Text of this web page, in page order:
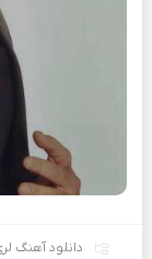
دانلود آهنگ